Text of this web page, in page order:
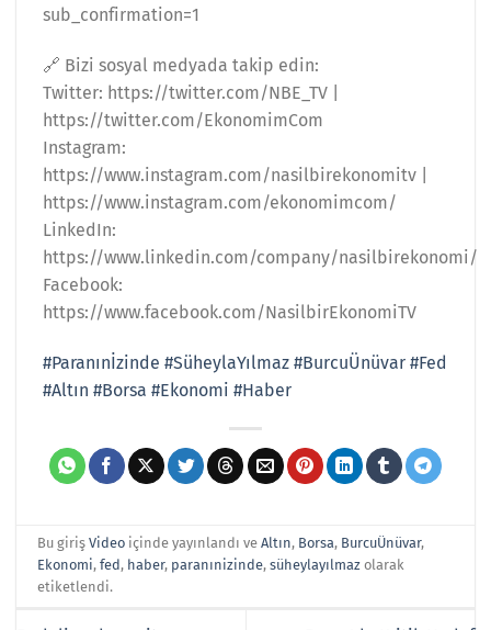
sub_confirmation=1
🔗 Bizi sosyal medyada takip edin:
Twitter: https://twitter.com/NBE_TV |
https://twitter.com/EkonomimCom
Instagram:
https://www.instagram.com/nasilbirekonomitv |
https://www.instagram.com/ekonomimcom/
LinkedIn:
https://www.linkedin.com/company/nasilbirekonomi/
Facebook:
https://www.facebook.com/NasilbirEkonomiTV
#Paranınİzinde #SüheylaYılmaz #BurcuÜnüvar #Fed
#Altın #Borsa #Ekonomi #Haber
Bu girişVideo içinde yayınlandı veAltın, Borsa, BurcuÜnüvar,
Ekonomi,fed, haber, paranınizinde,süheylayılmaz olarak
etiketlendi.